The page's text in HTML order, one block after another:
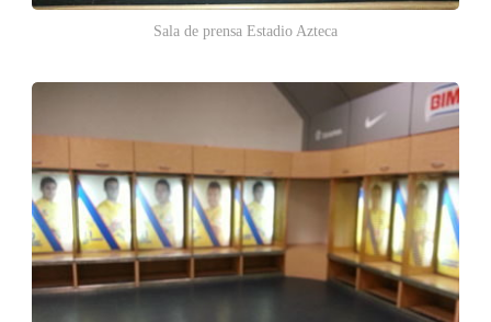
Sala de prensa Estadio Azteca